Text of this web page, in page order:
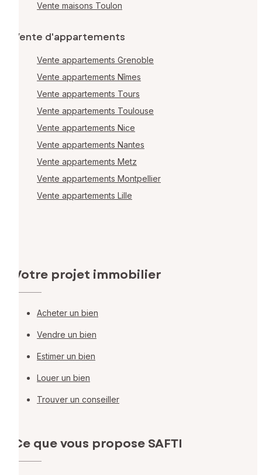
Vente maisons Toulon
Vente d'appartements
Vente appartements Grenoble
Vente appartements Nîmes
Vente appartements Tours
Vente appartements Toulouse
Vente appartements Nice
Vente appartements Nantes
Vente appartements Metz
Vente appartements Montpellier
Vente appartements Lille
Votre projet immobilier
Acheter un bien
Vendre un bien
Estimer un bien
Louer un bien
Trouver un conseiller
Ce que vous propose SAFTI